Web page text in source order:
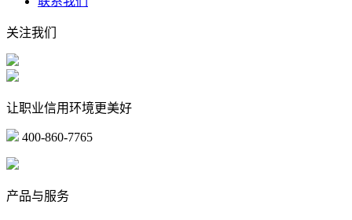
关注我们
让职业信用环境更美好
400-860-7765
产品与服务